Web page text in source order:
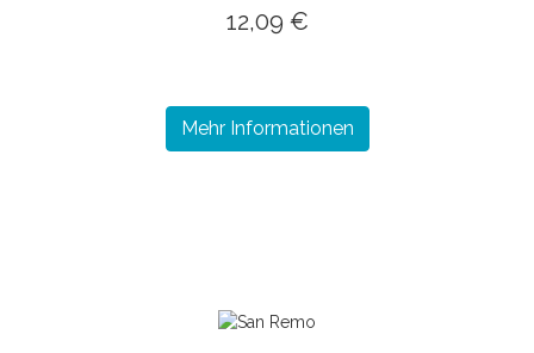
12,09 €
Mehr Informationen